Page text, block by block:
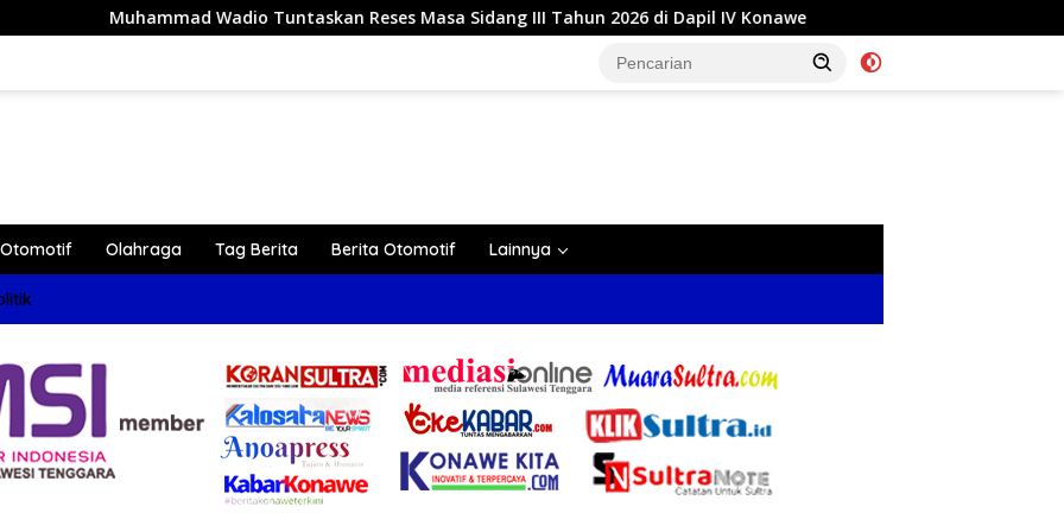
Wadio Tuntaskan Reses Masa Sidang III Tahun 2026 di Dapil IV Konawe Reses di Labela, Anggota DPRD
Otomotif Olahraga Tag Berita Berita Otomotif Lainnya